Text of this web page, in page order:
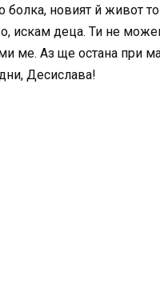
болка, новият й живот
искам деца. Ти не
ме. Аз ще остана при
Десислава!